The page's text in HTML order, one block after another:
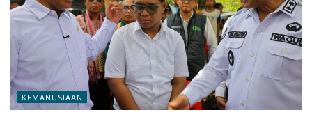
KEMANUSIAAN